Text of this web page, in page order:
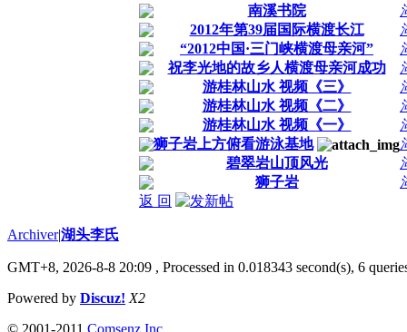
南溪书院
2012年第39届国际横渡长江
“2012中国·三门峡横渡母亲河”
祝李光地的故乡人横渡母亲河成功
游桂林山水 视频《三》
游桂林山水 视频《二》
游桂林山水 视频《一》
狮子岩上方俯看游泳基地
碧翠岩山顶风光
狮子岩
返 回
Archiver|湖头李氏
GMT+8, 2026-8-8 20:09 , Processed in 0.018343 second(s), 6
Powered by Discuz! X2
© 2001-2011 Comsenz Inc.